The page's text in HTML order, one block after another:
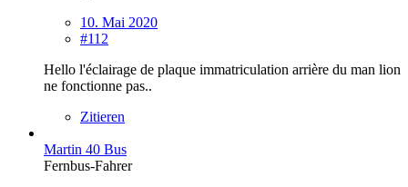
10. Mai 2020
#112
Hello l'éclairage de plaque immatriculation arrière du man lion
ne fonctionne pas..
Zitieren
Martin 40 Bus
Fernbus-Fahrer